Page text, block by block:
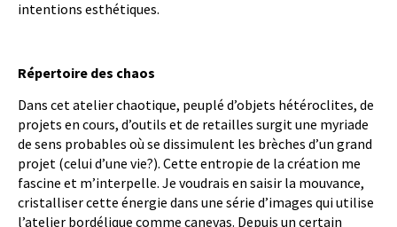
intentions esthétiques.
Répertoire des chaos
Dans cet atelier chaotique, peuplé d’objets hétéroclites, de
projets en cours, d’outils et de retailles surgit une myriade
de sens probables où se dissimulent les brèches d’un grand
projet (celui d’une vie?). Cette entropie de la création me
fascine et m’interpelle. Je voudrais en saisir la mouvance,
cristalliser cette énergie dans une série d’images qui utilise
l’atelier bordélique comme canevas. Depuis un certain